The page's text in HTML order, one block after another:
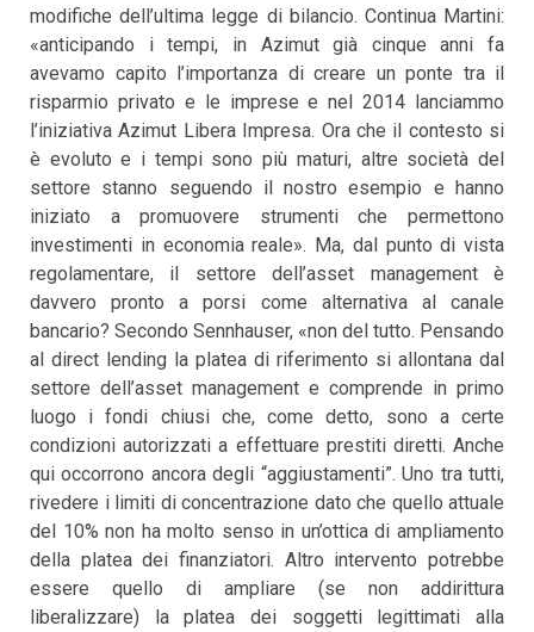
modifiche dell’ultima legge di bilancio. Continua Martini:
«anticipando i tempi, in Azimut già cinque anni fa
avevamo capito l’importanza di creare un ponte tra il
risparmio privato e le imprese e nel 2014 lanciammo
l’iniziativa Azimut Libera Impresa. Ora che il contesto si
è evoluto e i tempi sono più maturi, altre società del
settore stanno seguendo il nostro esempio e hanno
iniziato a promuovere strumenti che permettono
investimenti in economia reale». Ma, dal punto di vista
regolamentare, il settore dell’asset management è
davvero pronto a porsi come alternativa al canale
bancario? Secondo Sennhauser, «non del tutto. Pensando
al direct lending la platea di riferimento si allontana dal
settore dell’asset management e comprende in primo
luogo i fondi chiusi che, come detto, sono a certe
condizioni autorizzati a effettuare prestiti diretti. Anche
qui occorrono ancora degli “aggiustamenti”. Uno tra tutti,
rivedere i limiti di concentrazione dato che quello attuale
del 10% non ha molto senso in un’ottica di ampliamento
della platea dei finanziatori. Altro intervento potrebbe
essere quello di ampliare (se non addirittura
liberalizzare) la platea dei soggetti legittimati alla